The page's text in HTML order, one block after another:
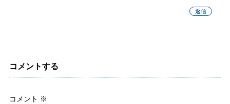
返信
コメントする
コメント ※